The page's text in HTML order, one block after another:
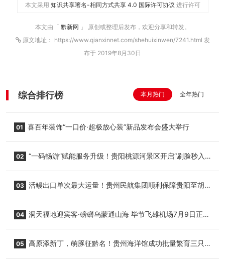
本文采用 知识共享署名-相同方式共享 4.0 国际许可协议 进行许可
本文由「 黔新网 」 原创或整理后发布，欢迎分享和转发。
原文地址： https://www.qianxinnet.com/shehuixinwen/7241.html 发
布于 2019年8月30日
综合排行榜 本月热门 全年热门
01 喜百年装饰“一口价·超极放心装”新品发布会盛大举行
02 “一码畅游”赋能服务升级！贵阳桃源河景区开启“刷脸秒入
03 活鳗出口单次最大运量！贵州民航集团顺利保障贵阳至胡
04 洞天福地迎宾客·磅礴乌蒙通山海 毕节飞雄机场7月9日正式
05 高原添新丁，萌豚征黔名！贵州海洋馆成功批量繁育三只